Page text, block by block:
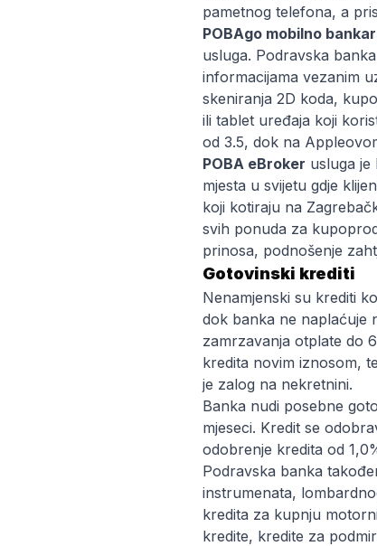
pametnog telefona, a
POBAgo mobilno
usluga. Podravska
informacijama vezanim
skeniranja 2D koda,
ili tablet uređaja koji
od 3.5, dok na
POBA eBroker usluga
mjesta u svijetu gdje
koji kotiraju na
svih ponuda za
prinosa, podnošenje
Gotovinski krediti
Nenamjenski su krediti
dok banka ne naplaćuje
zamrzavanja otplate do
kredita novim iznosom,
je zalog na nekretnini.
Banka nudi posebne
mjeseci. Kredit se
odobrenje kredita od
Podravska banka
instrumenata,
kredita za kupnju
kredite, kredite za